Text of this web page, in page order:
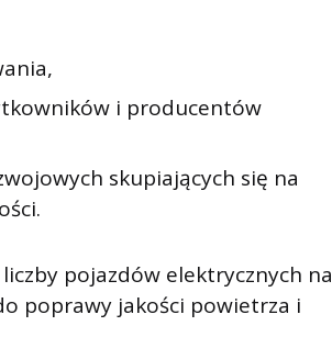
i producentów
skupiających się na
pojazdów elektrycznych na
poprawy jakości powietrza i